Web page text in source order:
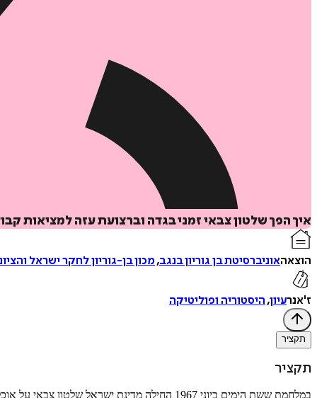
איך הפך שלטון צבאי זמני בגדה וברצועת עזה למציאות
הוצאהאוניברסיטת בן גוריון בנגב,מכון בן-גוריון לחקר ישראל
ז'אנרעיון,היסטוריה ופוליטיקה
תקציר
תקציר
במלחמת ששת הימים ביוני 1967 החילה מדינת